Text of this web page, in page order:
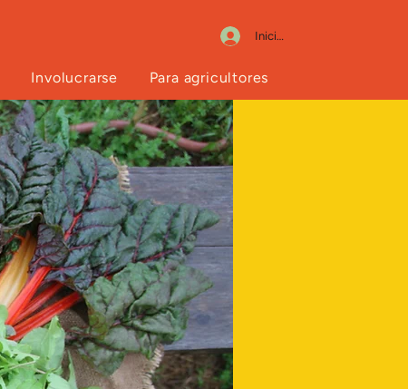
Iniciar sesión
Involucrarse Para agricultores